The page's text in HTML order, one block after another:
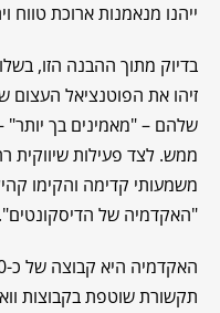
ייהנו מנאמנות ארוכת טווח
בדיוק מתוך ההבנה הזו,
זיהו את הפוטנציאל
שלהם – "מאמינים בך יותר"
ממש. לצד פעילות שיווקית
משמעותי קדימה והקימו
"האקדמיה של הדיסקונטים".
תקשורת שוטפת בקבוצות